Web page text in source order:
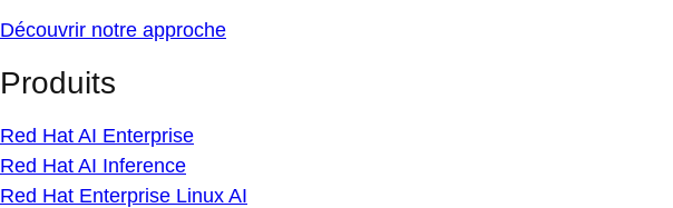
Découvrir notre approche
Produits
Red Hat AI Enterprise
Red Hat AI Inference
Red Hat Enterprise Linux AI